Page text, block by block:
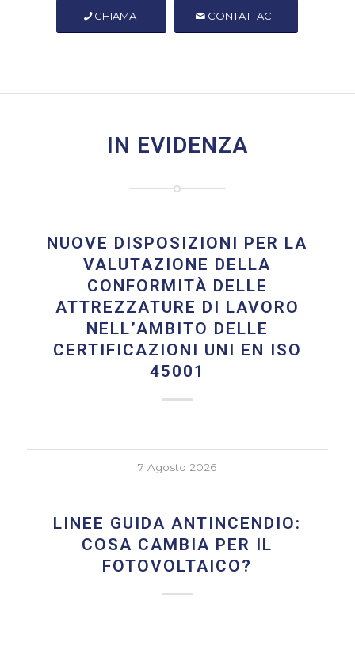
CHIAMA CONTATTACI
IN EVIDENZA
NUOVE DISPOSIZIONI PER LA
VALUTAZIONE DELLA
CONFORMITÀ DELLE
ATTREZZATURE DI LAVORO
NELL’AMBITO DELLE
CERTIFICAZIONI UNI EN ISO
45001
7 Agosto 2026
LINEE GUIDA ANTINCENDIO:
COSA CAMBIA PER IL
FOTOVOLTAICO?